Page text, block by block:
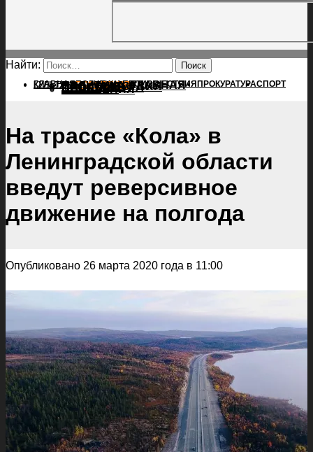
Найти:
ГЛАВНАЯПОЛИТИКАПРОИСШЕСТВИЯ ПРОКУРАТУРАСПОРТ
КУЛЬТУРАПОСЕЛЕНИЯГЛАВНАЯ
ПОЛИТИКА
ПРОИСШЕСТВИЯ
ПРОКУРАТУРА
СПОРТ
КУЛЬТУРА
ПОСЕЛЕНИЯ
На трассе «Кола» в
Ленинградской области
введут реверсивное
движение на полгода
Опубликовано 26 марта 2020 года в 11:00